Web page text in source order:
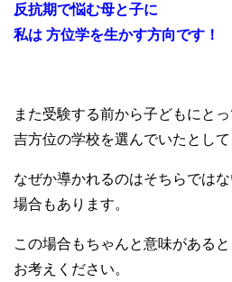
反抗期で悩む母と子に
私は 方位学を生かす方向です！
また受験する前から子どもにとっ
吉方位の学校を選んでいたとして
なぜか導かれるのはそちらではな
場合もあります。
この場合もちゃんと意味があると
お考えください。